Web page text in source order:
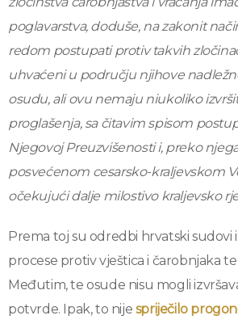
poglavarstva, doduše, na zakonit
redom postupati protiv takvih
uhvaćeni u području njihove
osudu, ali ovu nemaju niukoliko
proglašenja, sa čitavim spisom
Njegovoj Preuzvišenosti i, preko
posvećenom cesarsko-kraljevskom
očekujući dalje milostivo kraljevsko
Prema toj su odredbi hrvatski sudovi
procese protiv vještica i čarobnjaka
Međutim, te osude nisu mogli
potvrde. Ipak, to nije spriječilo